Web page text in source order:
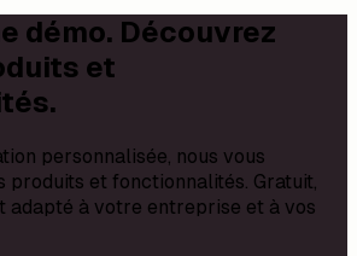
démo. Découvrez
et
personnalisée, nous vous
produits et fonctionnalités. Gratuit,
adapté à votre entreprise et à vos